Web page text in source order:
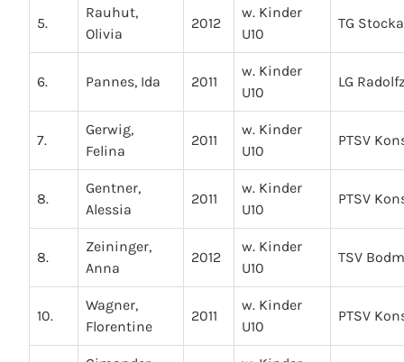
5.
Rauhut,
Olivia
2012
w. Kinder
U10
TG
6. Pannes, Ida 2011
w. Kinder
U10
LG
7.
Gerwig,
Felina
2011
w. Kinder
U10
PTSV
8.
Gentner,
Alessia
2011
w. Kinder
U10
PTSV
8.
Zeininger,
Anna
2012
w. Kinder
U10
TSV
10.
Wagner,
Florentine
2011
w. Kinder
U10
PTSV